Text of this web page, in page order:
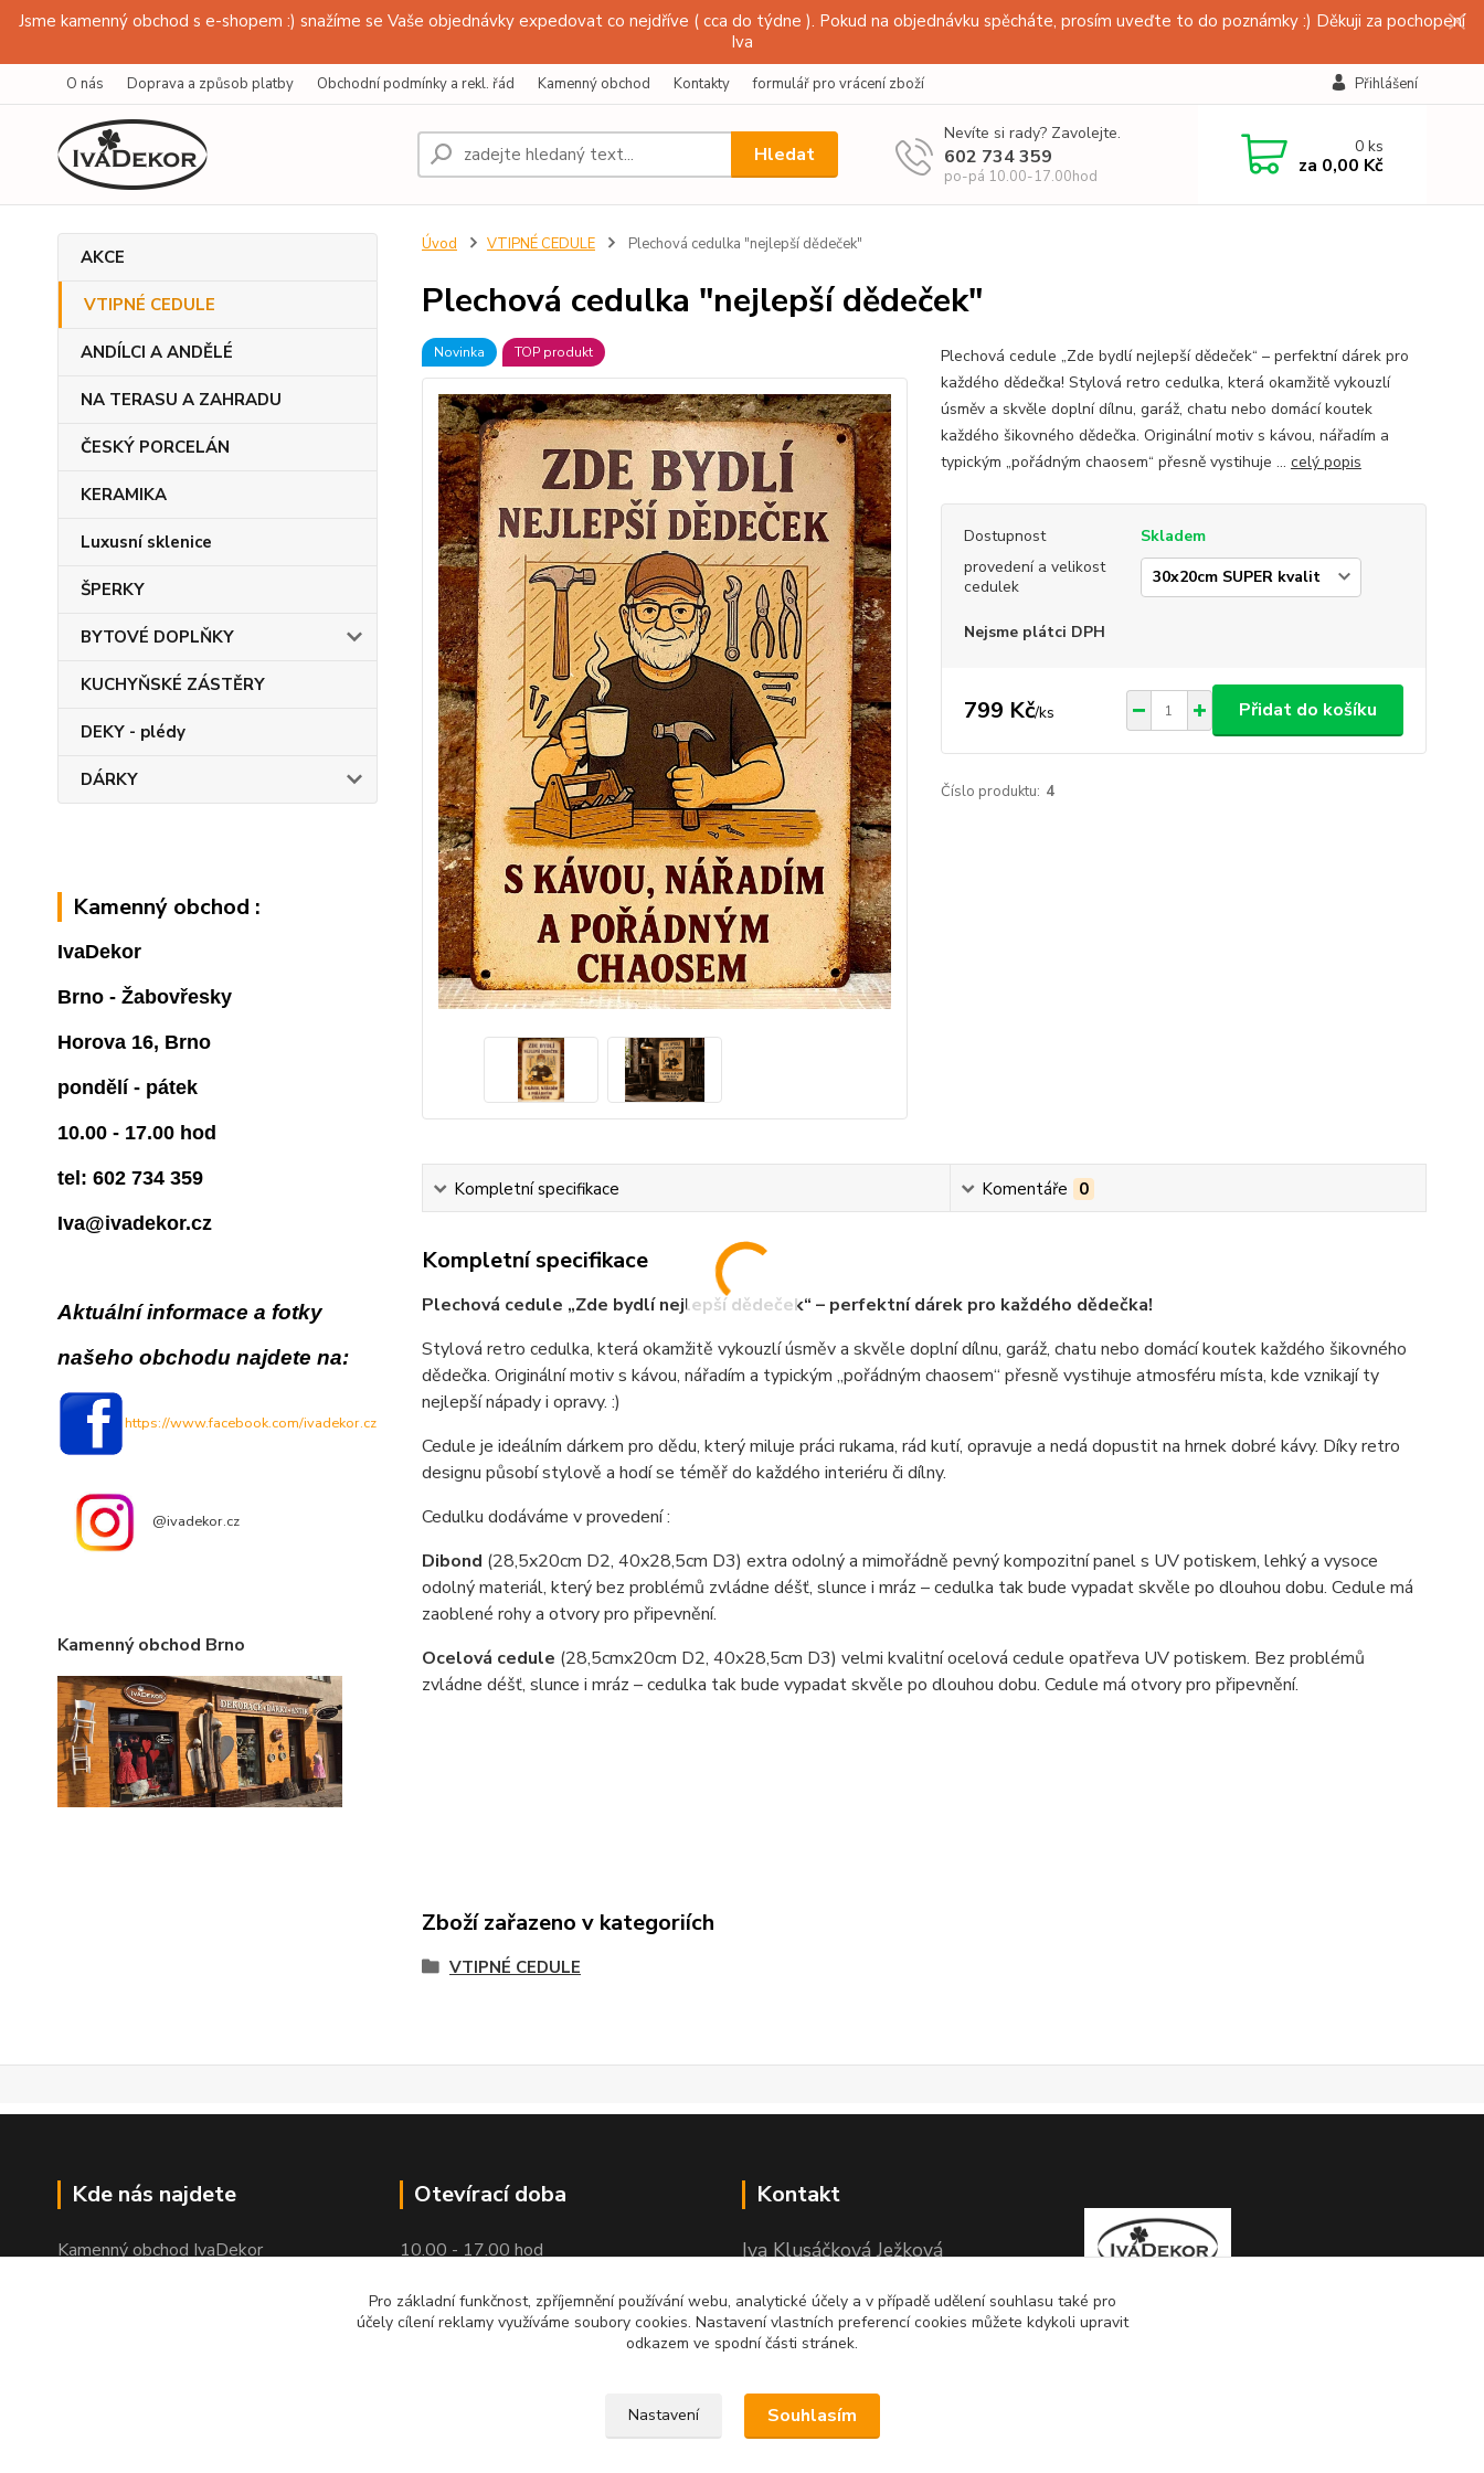
Jsme kamenný obchod s e-shopem :) snažíme se Vaše objednávky expedovat co nejdříve ( cca do týdne ). Pokud na objednávku spěcháte, prosím uveďte to do poznámky :) Děkuji za pochopení
Iva
O nás Doprava a způsob platby Obchodní podmínky a rekl. řád Kamenný obchod Kontakty formulář pro vrácení zboží Přihlášení
Hledat
Nevíte si rady? Zavolejte.
602 734 359
po-pá 10.00-17.00hod
0ks
za 0,00 Kč
AKCE
VTIPNÉ CEDULE
ANDÍLCI A ANDĚLÉ
NA TERASU A ZAHRADU
ČESKÝ PORCELÁN
KERAMIKA
Luxusní sklenice
ŠPERKY
BYTOVÉ DOPLŇKY
KUCHYŇSKÉ ZÁSTĚRY
DEKY - plédy
DÁRKY
Kamenný obchod :
IvaDekor
Brno - Žabovřesky
Horova 16, Brno
pondělí - pátek
10.00 - 17.00 hod
tel: 602 734 359
Iva@ivadekor.cz
Aktuální informace a fotky
našeho obchodu najdete na:
https://www.facebook.com/ivadekor.cz
@ivadekor.cz
Kamenný obchod Brno
Úvod VTIPNÉ CEDULE Plechová cedulka "nejlepší dědeček"
Plechová cedulka "nejlepší dědeček"
Novinka TOP produkt
Plechová cedule „Zde bydlí nejlepší dědeček“ – perfektní dárek pro
každého dědečka! Stylová retro cedulka, která okamžitě vykouzlí
úsměv a skvěle doplní dílnu, garáž, chatu nebo domácí koutek
každého šikovného dědečka. Originální motiv s kávou, nářadím a
typickým „pořádným chaosem“ přesně vystihuje ... celý popis
Dostupnost
Skladem
provedení a velikost
cedulek
Nejsme plátci DPH
799 Kč/ks Přidat do košíku
Číslo produktu: 4
Kompletní specifikace Komentáře 0
Kompletní specifikace
Plechová cedule „Zde bydlí nejlepší dědeček“ – perfektní dárek pro každého dědečka!
Stylová retro cedulka, která okamžitě vykouzlí úsměv a skvěle doplní dílnu, garáž, chatu nebo domácí koutek každého šikovného
dědečka. Originální motiv s kávou, nářadím a typickým „pořádným chaosem“ přesně vystihuje atmosféru místa, kde vznikají ty
nejlepší nápady i opravy. :)
Cedule je ideálním dárkem pro dědu, který miluje práci rukama, rád kutí, opravuje a nedá dopustit na hrnek dobré kávy. Díky retro
designu působí stylově a hodí se téměř do každého interiéru či dílny.
Cedulku dodáváme v provedení :
Dibond (28,5x20cm D2, 40x28,5cm D3) extra odolný a mimořádně pevný kompozitní panel s UV potiskem, lehký a vysoce
odolný materiál, který bez problémů zvládne déšť, slunce i mráz – cedulka tak bude vypadat skvěle po dlouhou dobu. Cedule má
zaoblené rohy a otvory pro připevnění.
Ocelová cedule (28,5cmx20cm D2, 40x28,5cm D3) velmi kvalitní ocelová cedule opatřeva UV potiskem. Bez problémů
zvládne déšť, slunce i mráz – cedulka tak bude vypadat skvěle po dlouhou dobu. Cedule má otvory pro připevnění.
Zboží zařazeno v kategoriích
VTIPNÉ CEDULE
Kde nás najdete
Kamenný obchod IvaDekor
Otevírací doba
10.00 - 17.00 hod
Kontakt
Iva Klusáčková Ježková
+420 602734359
(po-pá 10.00-17.00hod)
Pro základní funkčnost, zpříjemnění používání webu, analytické účely a v případě udělení souhlasu také pro
účely cílení reklamy využíváme soubory cookies. Nastavení vlastních preferencí cookies můžete kdykoli upravit
odkazem ve spodní části stránek.
Nastavení Souhlasím